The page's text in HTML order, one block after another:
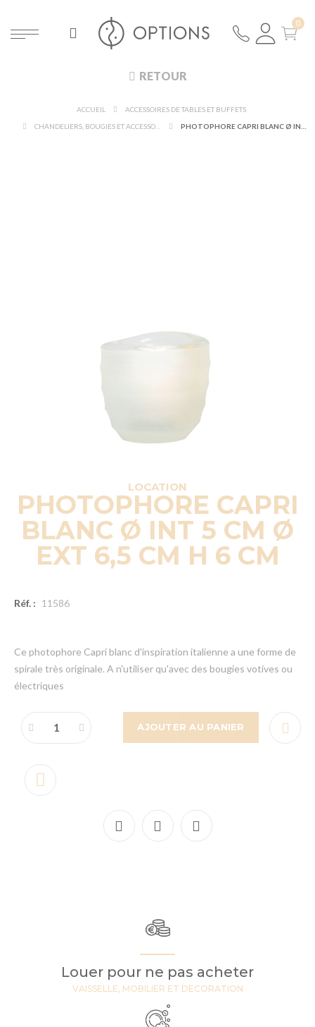
RETOUR
ACCUEIL
ACCESSOIRES DE TABLES ET BUFFETS
LOCATION
PHOTOPHORE CAPRI
BLANC Ø INT 5 CM Ø
EXT 6,5 CM H 6 CM
Réf. : 11586
Ce photophore Capri blanc d'inspiration italienne a une forme de
spirale très originale. A n'utiliser qu'avec des bougies votives ou
électriques
AJOUTER AU PANIER
Louer pour ne pas acheter
VAISSELLE, MOBILIER ET DECORATION